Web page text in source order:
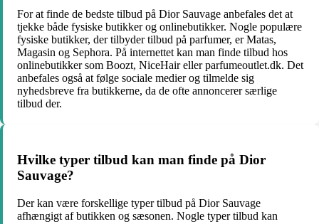
For at finde de bedste tilbud på Dior Sauvage anbefales det at
tjekke både fysiske butikker og onlinebutikker. Nogle populære
fysiske butikker, der tilbyder tilbud på parfumer, er Matas,
Magasin og Sephora. På internettet kan man finde tilbud hos
onlinebutikker som Boozt, NiceHair eller parfumeoutlet.dk. Det
anbefales også at følge sociale medier og tilmelde sig
nyhedsbreve fra butikkerne, da de ofte annoncerer særlige
tilbud der.
Hvilke typer tilbud kan man finde på Dior
Sauvage?
Der kan være forskellige typer tilbud på Dior Sauvage
afhængigt af butikken og sæsonen. Nogle typer tilbud kan